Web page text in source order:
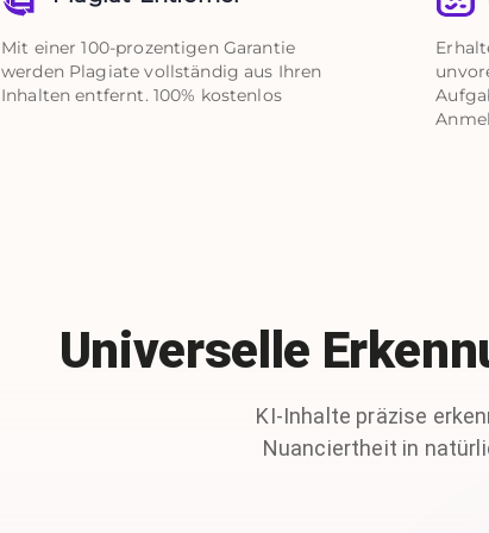
Mit einer 100-prozentigen Garantie
werden Plagiate vollständig aus Ihren
Inhalten entfernt. 100% kostenlos
Universelle
KI-Inhalte präzise
Nuanciertheit in